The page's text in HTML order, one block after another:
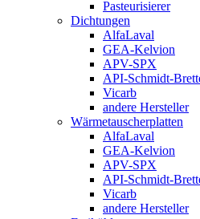
Pasteurisierer
Dichtungen
AlfaLaval
GEA-Kelvion
APV-SPX
API-Schmidt-
Vicarb
andere Hersteller
Wärmetauscherplatten
AlfaLaval
GEA-Kelvion
APV-SPX
API-Schmidt-
Vicarb
andere Hersteller